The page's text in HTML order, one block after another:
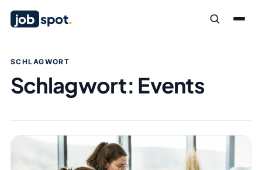
job spot.
SCHLAGWORT
Schlagwort: Events